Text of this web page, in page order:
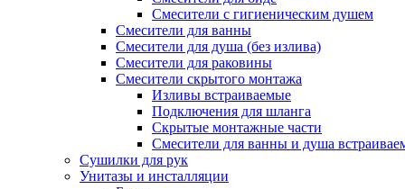
Смесители с гигиеническим душем
Смесители для ванны
Смесители для душа (без излива)
Смесители для раковины
Смесители скрытого монтажа
Изливы встраиваемые
Подключения для шланга
Скрытые монтажные части
Смесители для ванны и душа
Сушилки для рук
Унитазы и инсталляции